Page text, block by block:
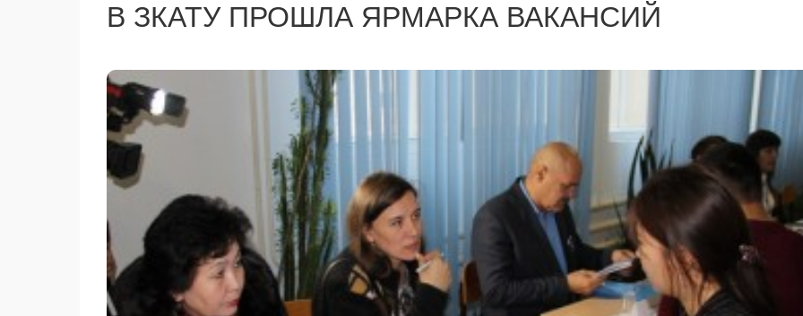
В ЗКАТУ ПРОШЛА ЯРМАРКА ВАКАНСИЙ